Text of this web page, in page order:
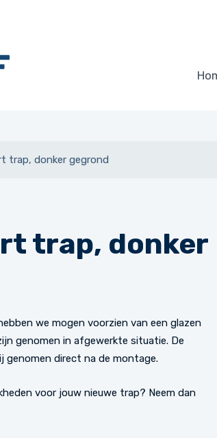
trap, donker gegrond
trap, donker
we mogen voorzien van een glazen
genomen in afgewerkte situatie. De
direct na de montage.
voor jouw nieuwe trap? Neem dan